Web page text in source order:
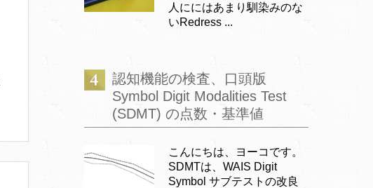
人ににはあまり馴染みのな
いRedress ...
認知機能の検査、口頭版
Symbol Digit Modalities Test
(SDMT) の点数・基準値
こんにちは、ヨーコです。
SDMTは、WAIS Digit
Symbol サブテストの改良